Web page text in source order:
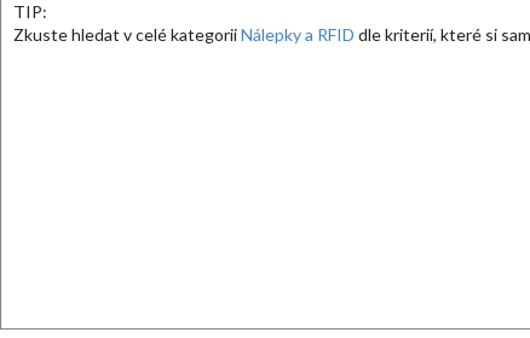
TIP:
Zkuste hledat v celé kategoriiNálepky a RFID dle kriterií, které si